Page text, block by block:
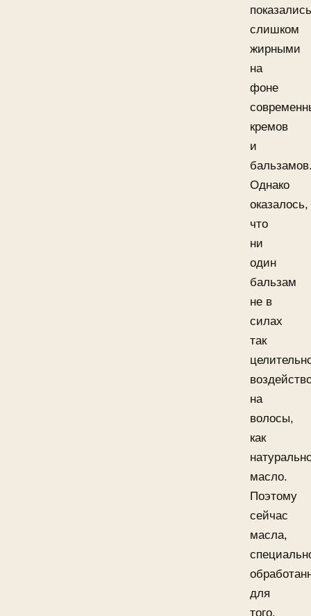
показались
слишком
жирными
на
фоне
кремов
и
Однако
оказалось,
что
ни
один
бальзам
не в
силах
так
на
волосы,
как
масло.
Поэтому
сейчас
масла,
для
того,